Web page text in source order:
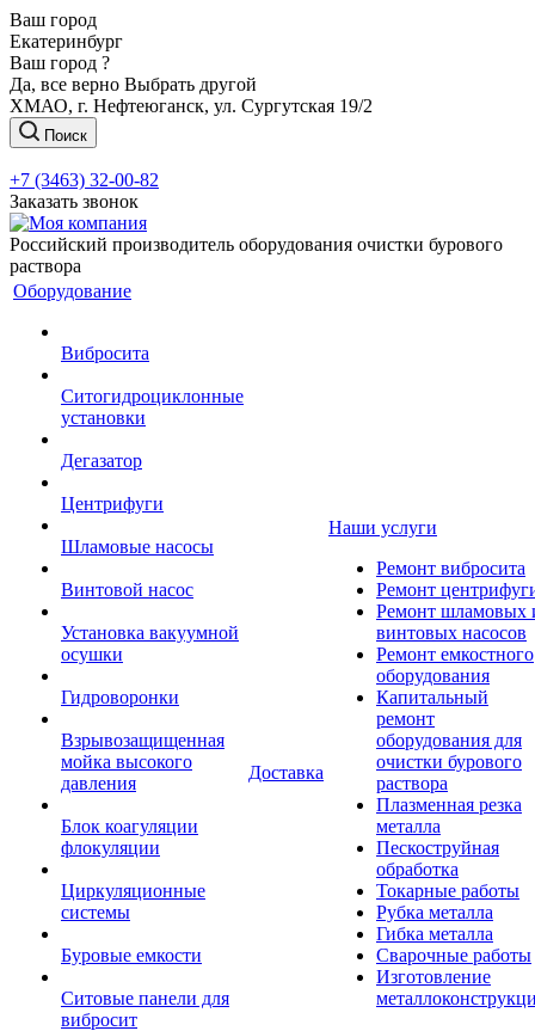
Ваш город
Екатеринбург
Ваш город ?
Да, все верно Выбрать другой
ХМАО, г. Нефтеюганск, ул. Сургутская 19/2
Поиск
+7 (3463) 32-00-82
Заказать звонок
Российский производитель оборудования очистки бурового
раствора
Оборудование
Вибросита
Ситогидроциклонные
установки
Дегазатор
Центрифуги
Шламовые насосы
Винтовой насос
Установка вакуумной
осушки
Гидроворонки
Взрывозащищенная
мойка высокого
давления
Блок коагуляции
флокуляции
Циркуляционные
системы
Буровые емкости
Ситовые панели для
вибросит
Доставка
Наши услуги
Ремонт вибросита
Ремонт
Ремонт шламовых
винтовых насосов
Ремонт емкостного
оборудования
Капитальный
ремонт
оборудования для
очистки бурового
раствора
Плазменная резка
металла
Пескоструйная
обработка
Токарные работы
Рубка металла
Гибка металла
Сварочные работы
Изготовление